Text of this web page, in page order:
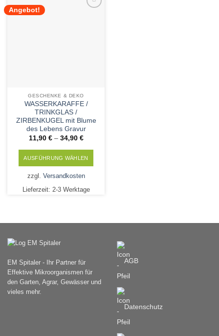
Angebot!
GESCHENKE & DEKO
WASSERKARAFFE /
TRINKGLAS /
ZIRBENKUGEL mit Blume
des Lebens Gravur
11,90 €– 34,90 €
AUSFÜHRUNG WÄHLEN
weist
auf.
Optionen
auf
der
Produktseite
zzgl. Versandkosten
Lieferzeit: 2-3 Werktage
EM Spitaler - Ihr Partner für
Effektive Mikroorganismen für
den Garten, Agrar, Gewässer und
vieles mehr.
AGB
Datenschutz